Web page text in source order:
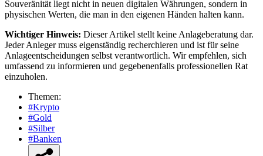
Souveränität liegt nicht in neuen digitalen Währungen, sondern in
physischen Werten, die man in den eigenen Händen halten kann.
Wichtiger Hinweis: Dieser Artikel stellt keine Anlageberatung dar.
Jeder Anleger muss eigenständig recherchieren und ist für seine
Anlageentscheidungen selbst verantwortlich. Wir empfehlen, sich
umfassend zu informieren und gegebenenfalls professionellen Rat
einzuholen.
Themen:
#Krypto
#Gold
#Silber
#Banken